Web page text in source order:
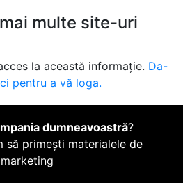
multe site-uri
la această informație. Da-
pentru a vă loga.
dumneavoastră?
să primești materialele de
marketing